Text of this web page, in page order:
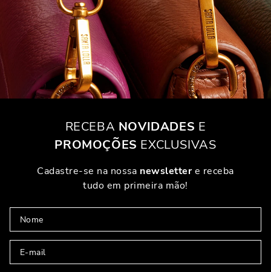
RECEBA NOVIDADES E
PROMOÇÕES EXCLUSIVAS
Cadastre-se na nossa newslettere receba
tudo em primeira mão!